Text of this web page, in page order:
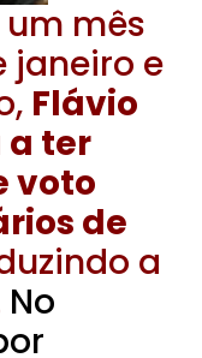
mês
janeiro e
Flávio
a ter
voto
de
a
No